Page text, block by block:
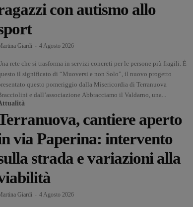
con autismo allo
Giardi 4 Agosto 2026
rete che si trasforma in servizi concreti per le persone più fragili. È
il significato di “Muoversi e non Solo”, il nuovo progetto
questo pomeriggio dalla Misericordia di Terranuova
e dall’associazione Abbracciamo il Valdarno, una...
cantiere aperto
via Paperina: intervento
strada e variazioni alla
Giardi 4 Agosto 2026